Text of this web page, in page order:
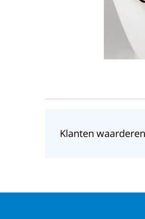
Klanten